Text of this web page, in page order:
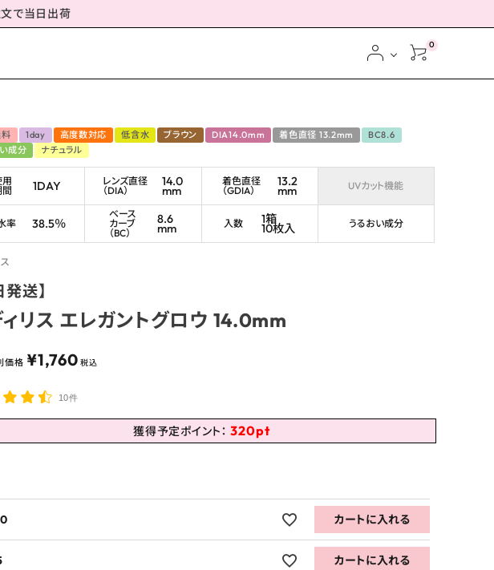
で当日出荷
0
1day 高度数対応 低含水 ブラウン DIA14.0mm 着色直径 13.2mm
BC8.6
成分
ナチュラル
用
1DAY
レンズ直径
（DIA）
14.0
mm
着色直径
（GDIA）
13.2
mm UVカット機能
率 38.5％
ベース
カーブ
（BC）
8.6
mm 入数 1箱
10枚入 うるおい成分
発送】
ィリス エレガントグロウ 14.0mm
価格 ¥1,760 税込
10件
獲得予定ポイント： 320pt
カートに入れる
カートに入れる